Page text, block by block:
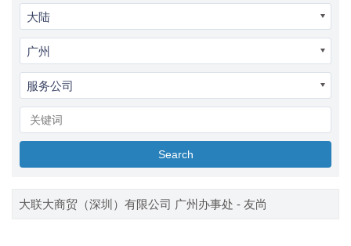
大陆
广州
服务公司
Search
大联大商贸（深圳）有限公司 广州办事处 - 友尚